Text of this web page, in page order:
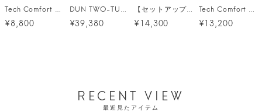
Tech Comfort S/S T-shirt (テックコンフォート S/S Tシャツ) / ブラック
¥8,800
DUN TWO-TUCK PANTS メール便
¥39,380
【セットアップ対応】デニムビスチェ メール便
¥14,300
Tech Comfort shirt (テックコンフォートシャツ) / 3カラー
¥13,200
RECENT VIEW
最近見たアイテム